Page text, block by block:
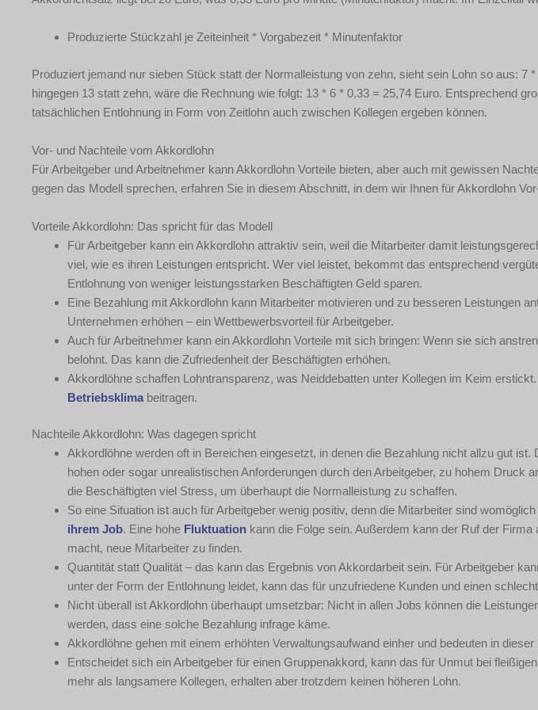
Produzierte Stückzahl je Zeiteinheit * Vorgabezeit * Minutenfaktor
Produziert jemand nur sieben Stück statt der Normalleistung von zehn, sieht sein Lohn so aus: 7
hingegen 13 statt zehn, wäre die Rechnung wie folgt: 13 * 6 * 0,33 = 25,74 Euro. Entsprechend
tatsächlichen Entlohnung in Form von Zeitlohn auch zwischen Kollegen ergeben können.
Vor- und Nachteile vom Akkordlohn
Für Arbeitgeber und Arbeitnehmer kann Akkordlohn Vorteile bieten, aber auch mit gewissen
gegen das Modell sprechen, erfahren Sie in diesem Abschnitt, in dem wir Ihnen für Akkordlohn
Vorteile Akkordlohn: Das spricht für das Modell
Für Arbeitgeber kann ein Akkordlohn attraktiv sein, weil die Mitarbeiter damit
viel, wie es ihren Leistungen entspricht. Wer viel leistet, bekommt das entsprechend
Entlohnung von weniger leistungsstarken Beschäftigten Geld sparen.
Eine Bezahlung mit Akkordlohn kann Mitarbeiter motivieren und zu besseren Leistungen
Unternehmen erhöhen – ein Wettbewerbsvorteil für Arbeitgeber.
Auch für Arbeitnehmer kann ein Akkordlohn Vorteile mit sich bringen: Wenn sie sich
belohnt. Das kann die Zufriedenheit der Beschäftigten erhöhen.
Akkordlöhne schaffen Lohntransparenz, was Neiddebatten unter Kollegen im Keim
Betriebsklima beitragen.
Nachteile Akkordlohn: Was dagegen spricht
Akkordlöhne werden oft in Bereichen eingesetzt, in denen die Bezahlung nicht allzu gut
hohen oder sogar unrealistischen Anforderungen durch den Arbeitgeber, zu hohem Druck
die Beschäftigten viel Stress, um überhaupt die Normalleistung zu schaffen.
So eine Situation ist auch für Arbeitgeber wenig positiv, denn die Mitarbeiter sind
ihrem Job. Eine hohe Fluktuation kann die Folge sein. Außerdem kann der Ruf der
macht, neue Mitarbeiter zu finden.
Quantität statt Qualität – das kann das Ergebnis von Akkordarbeit sein. Für Arbeitgeber
unter der Form der Entlohnung leidet, kann das für unzufriedene Kunden und einen
Nicht überall ist Akkordlohn überhaupt umsetzbar: Nicht in allen Jobs können die
werden, dass eine solche Bezahlung infrage käme.
Akkordlöhne gehen mit einem erhöhten Verwaltungsaufwand einher und bedeuten in
Entscheidet sich ein Arbeitgeber für einen Gruppenakkord, kann das für Unmut bei
mehr als langsamere Kollegen, erhalten aber trotzdem keinen höheren Lohn.